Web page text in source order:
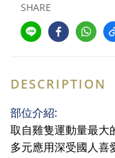
SHARE
DESCRIPTION
部位介紹:
取自雞隻運動量最大
多元應用深受國人喜